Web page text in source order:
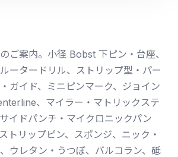
ご案内。小径 Bobst 下ピン・台座、
ータードリル、ストリップ型・パー
ガイド、ミニピンマーク、ジョイン
、マイラー・マトリックステ
イドパンチ・マイクロニックパン
トリップピン、スポンジ、ニック・
ウレタン・うつぼ、バルコラン、砥